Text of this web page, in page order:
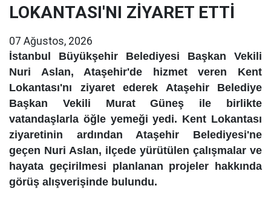
LOKANTASI'NI ZİYARET ETTİ
07 Ağustos, 2026
İstanbul Büyükşehir Belediyesi Başkan Vekili
Nuri Aslan, Ataşehir'de hizmet veren Kent
Lokantası'nı ziyaret ederek Ataşehir Belediye
Başkan Vekili Murat Güneş ile birlikte
vatandaşlarla öğle yemeği yedi. Kent Lokantası
ziyaretinin ardından Ataşehir Belediyesi'ne
geçen Nuri Aslan, ilçede yürütülen çalışmalar ve
hayata geçirilmesi planlanan projeler hakkında
görüş alışverişinde bulundu.